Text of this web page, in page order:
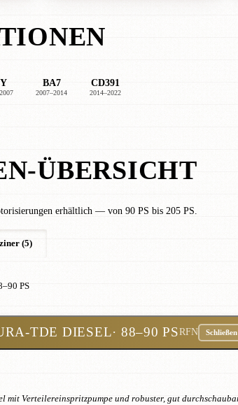
BA7
2007–2014
CD391
2014–2022
ÜBERSICHT
erhältlich — von 90 PS bis 205 PS.
(5)
PS
TDE DIESEL· 88–90 PSRFN Schließen
mit Verteilereinspritzpumpe und robuster, gut